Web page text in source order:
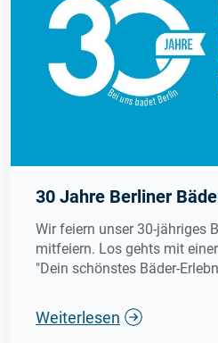
30 Jahre Berliner
Wir feiern unser 30-jähriges
mitfeiern. Los gehts mit
"Dein schönstes Bäder-
Weiterlesen